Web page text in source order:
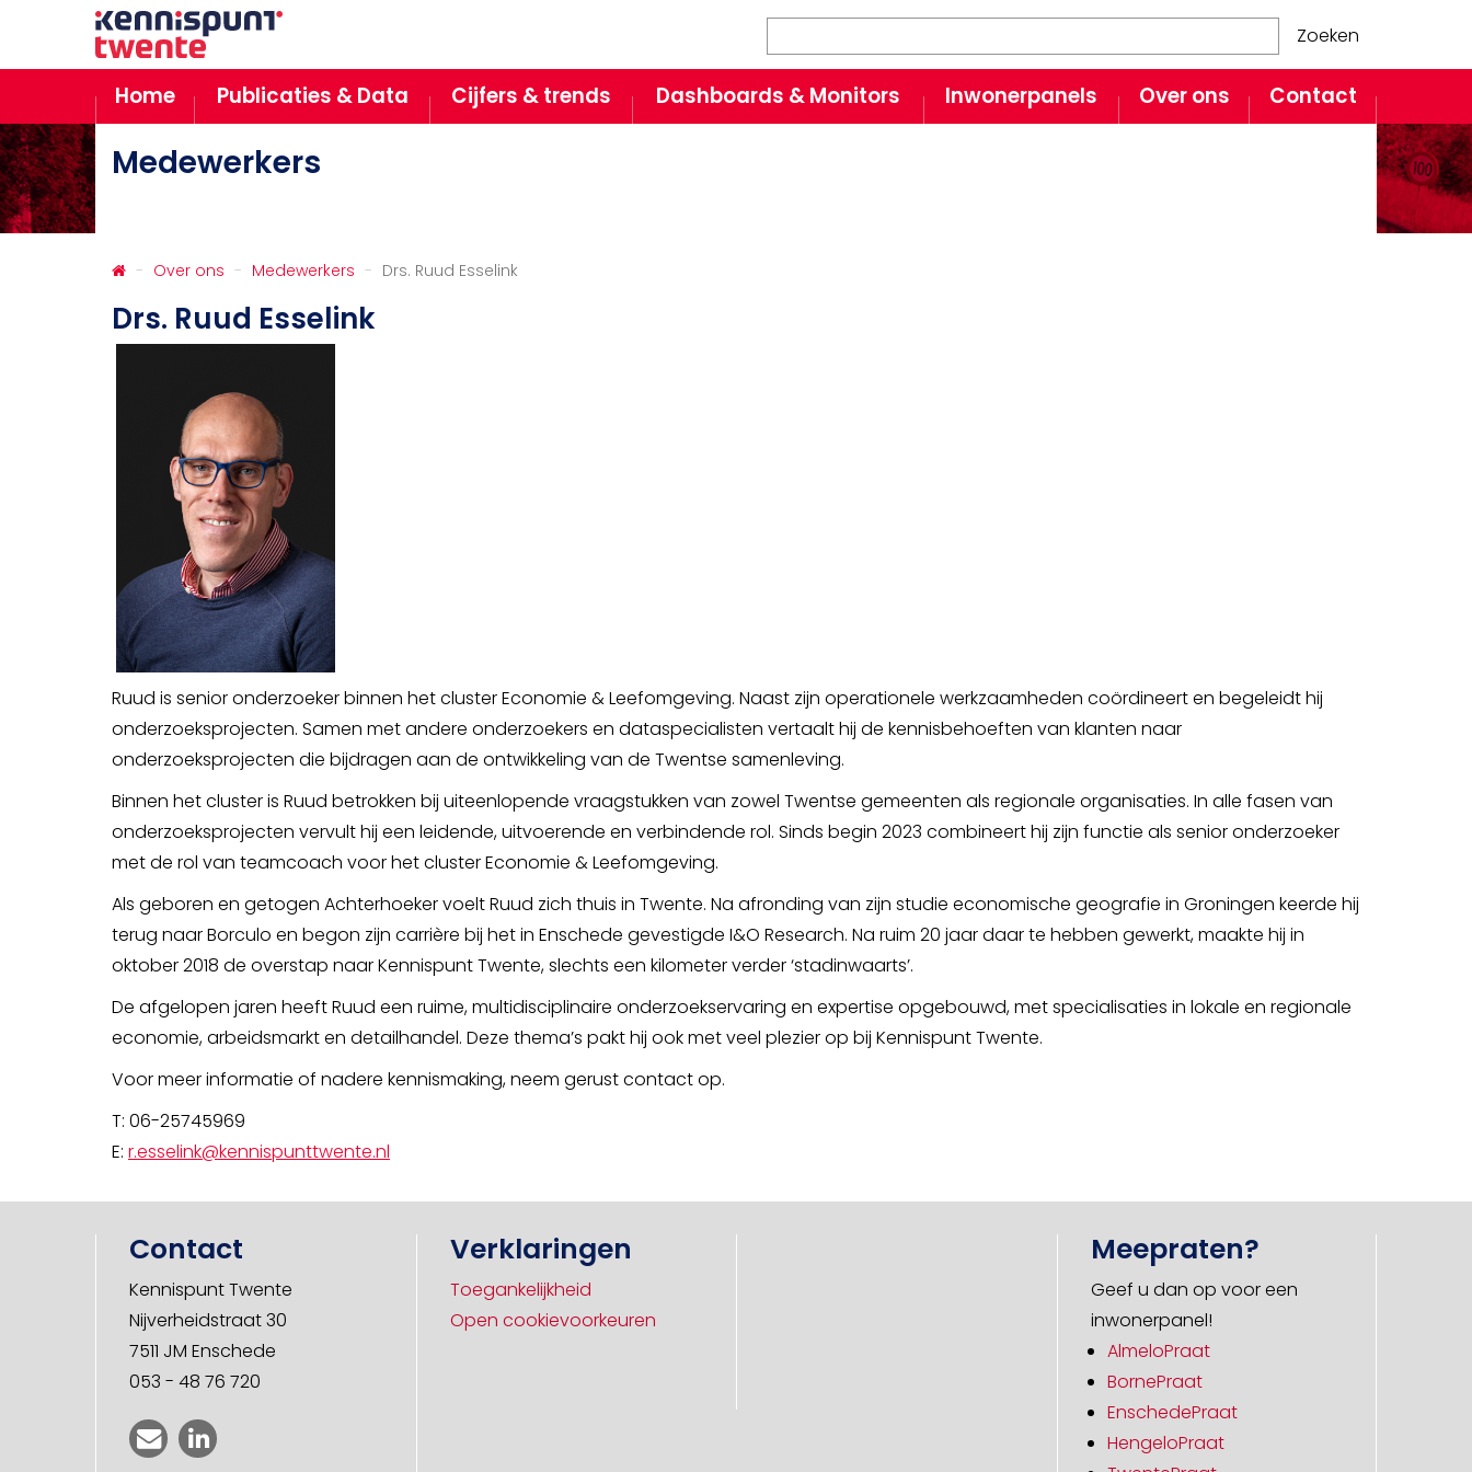
Zoeken Zoeken
Home Publicaties & Data Cijfers & trends Dashboards & Monitors Inwonerpanels Over ons Contact
Medewerkers
Over ons Medewerkers Drs. Ruud Esselink
Drs. Ruud Esselink
Ruud is senior onderzoeker binnen het cluster Economie & Leefomgeving. Naast zijn operationele werkzaamheden coördineert en begeleidt hij
onderzoeksprojecten. Samen met andere onderzoekers en dataspecialisten vertaalt hij de kennisbehoeften van klanten naar
onderzoeksprojecten die bijdragen aan de ontwikkeling van de Twentse samenleving.
Binnen het cluster is Ruud betrokken bij uiteenlopende vraagstukken van zowel Twentse gemeenten als regionale organisaties. In alle fasen van
onderzoeksprojecten vervult hij een leidende, uitvoerende en verbindende rol. Sinds begin 2023 combineert hij zijn functie als senior onderzoeker
met de rol van teamcoach voor het cluster Economie & Leefomgeving.
Als geboren en getogen Achterhoeker voelt Ruud zich thuis in Twente. Na afronding van zijn studie economische geografie in Groningen keerde hij
terug naar Borculo en begon zijn carrière bij het in Enschede gevestigde I&O Research. Na ruim 20 jaar daar te hebben gewerkt, maakte hij in
oktober 2018 de overstap naar Kennispunt Twente, slechts een kilometer verder ‘stadinwaarts’.
De afgelopen jaren heeft Ruud een ruime, multidisciplinaire onderzoekservaring en expertise opgebouwd, met specialisaties in lokale en regionale
economie, arbeidsmarkt en detailhandel. Deze thema’s pakt hij ook met veel plezier op bij Kennispunt Twente.
Voor meer informatie of nadere kennismaking, neem gerust contact op.
T: 06-25745969
E: r.esselink@kennispunttwente.nl
Contact
Kennispunt Twente
Nijverheidstraat 30
7511 JM Enschede
053 - 48 76 720
Verklaringen
Toegankelijkheid
Open cookievoorkeuren
Meepraten?
Geef u dan op voor een
inwonerpanel!
AlmeloPraat
BornePraat
EnschedePraat
HengeloPraat